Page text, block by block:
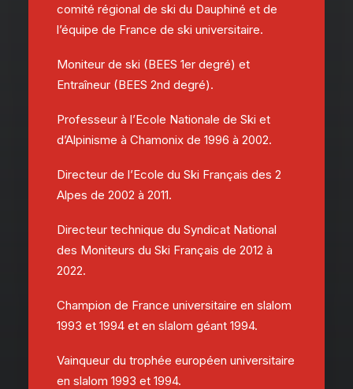
comité régional de ski du Dauphiné et de
l’équipe de France de ski universitaire.
Moniteur de ski (BEES 1er degré) et
Entraîneur (BEES 2nd degré).
Professeur à l’Ecole Nationale de Ski et
d’Alpinisme à Chamonix de 1996 à 2002.
Directeur de l’Ecole du Ski Français des 2
Alpes de 2002 à 2011.
Directeur technique du Syndicat National
des Moniteurs du Ski Français de 2012 à
2022.
Champion de France universitaire en slalom
1993 et 1994 et en slalom géant 1994.
Vainqueur du trophée européen universitaire
en slalom 1993 et 1994.